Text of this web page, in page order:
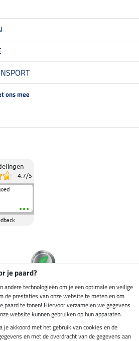
ons mee
4.7/5
je paard?
andere technologieën om je een optimale en veilige
de prestaties van onze website te meten en om
paard te tonen! Hiervoor verzamelen we gegevens
website kunnen gebruiken op hun apparaten.
akkoord met het gebruik van cookies en de
en met de overdracht van de gegevens aan